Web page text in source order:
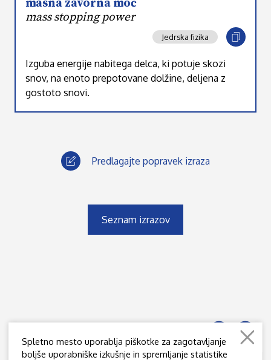
masna zavorna moč
mass stopping power
Jedrska fizika
Izguba energije nabitega delca, ki potuje skozi
snov, na enoto prepotovane dolžine, deljena z
gostoto snovi.
Predlagajte popravek izraza
Seznam izrazov
Spletno mesto uporablja piškotke za zagotavljanje
boljše uporabniške izkušnje in spremljanje statistike